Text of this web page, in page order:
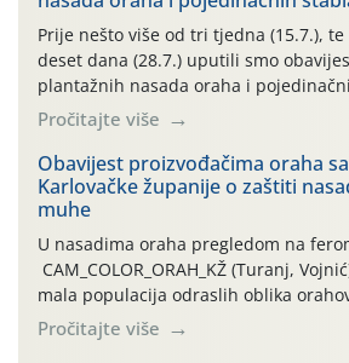
najviše temperature […]
Prije nešto više od tri tjedna (15.7.),
deset dana (28.7.) uputili smo
plantažnih nasada oraha i
leta i ovogodišnjoj potrebi usmjerenog
orahove muhe (Rhagoletis completa)!
traje drugi ovogodišnji “toplinski
izražen zadnja šest dana (31.7.-
temperature zraka svakodnevno […]
Pročitajte više
Obavijest proizvođačima oraha
Karlovačke županije o zaštiti
muhe
U nasadima oraha pregledom na
CAM_COLOR_ORAH_KŽ (Turanj,
mala populacija odraslih oblika
(Rhagoletis completa). Niska brojnost
činjenicom da je riječ o mladim
Pročitajte više